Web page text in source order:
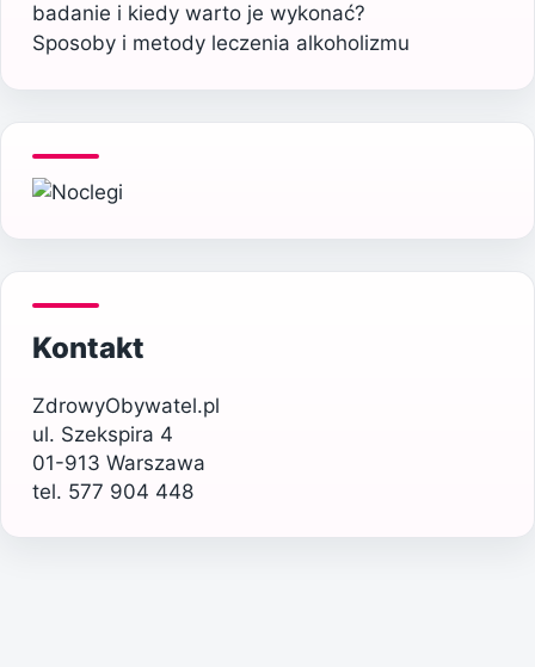
badanie i kiedy warto je wykonać?
Sposoby i metody leczenia alkoholizmu
Kontakt
ZdrowyObywatel.pl
ul. Szekspira 4
01-913 Warszawa
tel. 577 904 448